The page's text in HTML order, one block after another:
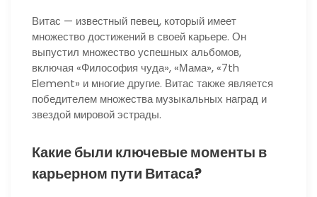
Витас — известный певец, который имеет
множество достижений в своей карьере. Он
выпустил множество успешных альбомов,
включая «Философия чуда», «Мама», «7th
Element» и многие другие. Витас также является
победителем множества музыкальных наград и
звездой мировой эстрады.
Какие были ключевые моменты в
карьерном пути Витаса?